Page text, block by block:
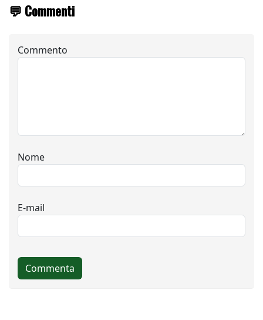
💬 Commenti